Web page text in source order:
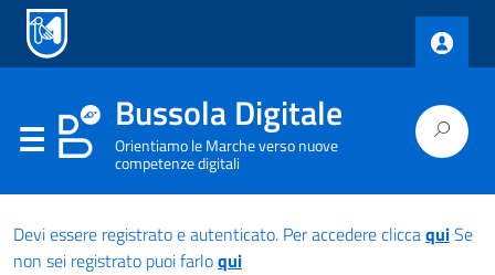
Bussola Digitale
Orientiamo le Marche verso nuove
competenze digitali
Devi essere registrato e autenticato. Per accedere cliccaquiSe
non sei registrato puoi farloqui